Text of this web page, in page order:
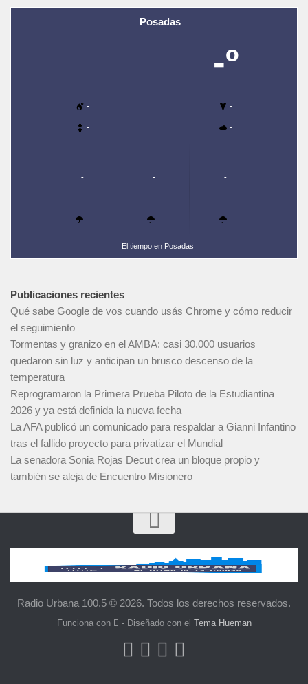
Posadas
-º
- -
- -
-
-
-
-
-
-
-
-
-
El tiempo en Posadas
Publicaciones recientes
Qué sabe Google de vos cuando usás Chrome y cómo reducir
el seguimiento
Tormentas y granizo en el AMBA: casi 30.000 usuarios
quedaron sin luz y anticipan un brusco descenso de la
temperatura
Reprogramaron la Primera Prueba Piloto de la Estudiantina
2026 y ya está definida la nueva fecha
La AFA publicó un comunicado para respaldar a Gianni Infantino
tras el fallido proyecto para privatizar el Mundial
La senadora Sonia Rojas Decut crea un bloque propio y
también se aleja de Encuentro Misionero
Radio Urbana 100.5 © 2026. Todos los derechos reservados.
Funciona con - Diseñado con el Tema Hueman